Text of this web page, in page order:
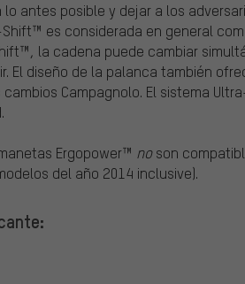
antes posible y dejar a los
es considerada en general
la cadena puede cambiar
El diseño de la palanca también
Campagnolo. El sistema
Ergopower™ noson
del año 2014 inclusive).